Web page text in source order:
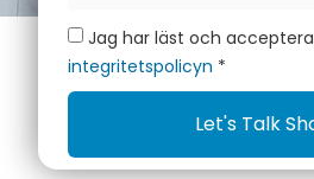
Jag har läst och
integritetspolicyn *
Let's Talk